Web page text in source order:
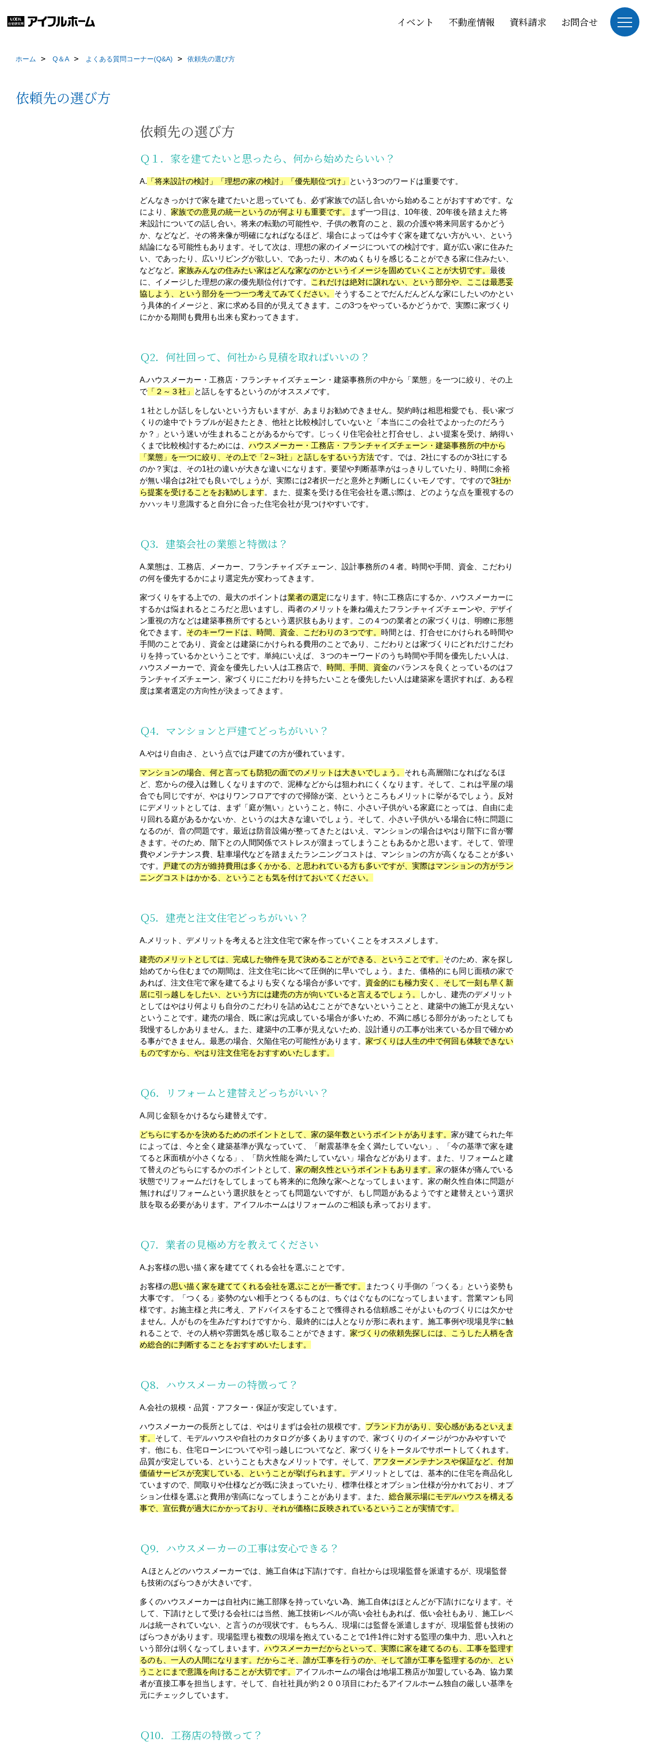
イベント 不動産情報 資料請求 お問合せ
ホーム Q＆A よくある質問コーナー(Q&A) 依頼先の選び方
依頼先の選び方
依頼先の選び方
Ｑ１．家を建てたいと思ったら、何から始めたらいい？
A. 「将来設計の検討」「理想の家の検討」「優先順位づけ」 という3つのワードは重要です。
どんなきっかけで家を建てたいと思っていても、 必ず家族での話し合いから始めることがおすすめです。な
により、 家族での意見の統一というのが何よりも重要です。
まず一つ目は、10年後、20年後を踏まえた将
来設計についての話し合い。将来の転勤の可能性や、子供の教育のこと、親の介護や将来同居するかどう
か、などなど。その将来像が明確になればなるほど、場合によっては今すぐ家を建てない方がいい、という
結論になる可能性もあります。そして次は、理想の家のイメージについての検討です。庭が広い家に住みた
い、であったり、広いリビングが欲しい、であったり、木のぬくもりを感じることができる家に住みたい、
などなど。 家族みんなの住みたい家はどんな家なのかというイメージを固めていくことが大切です。 最後
に、イメージした理想の家の優先順位付けです。
これだけは絶対に譲れない、という部分や、ここは最悪妥
協しよう、という部分を一つ一つ考えてみてください。 そうすることでだんだんどんな家にしたいのかとい
う具体的イメージと、家に求める目的が見えてきます。この3つをやっているかどうかで、実際に家づくり
にかかる期間も費用も出来も変わってきます。
Ｑ2．何社回って、何社から見積を取ればいいの？
A.ハウスメーカー・工務店・フランチャイズチェーン・建築事務所の中から「業態」を一つに絞り、その上
で 「２～３社」 と話しをするというのがオススメです。
１社としか話しをしないという方もいますが、あまりお勧めできません。契約時は相思相愛でも、長い家づ
くりの途中でトラブルが起きたとき、他社と比較検討していないと「本当にこの会社でよかったのだろう
か？」という迷いが生まれることがあるからです。じっくり住宅会社と打合せし、よい提案を受け、納得い
くまで比較検討するためには、 ハウスメーカー・工務店・フランチャイズチェーン・建築事務所の中から
「業態」を一つに絞り、その上で「2～3社」と話しをするいう方法です。では、2社にするのか3社にする
のか？実は、その1社の違いが大きな違いになります。要望や判断基準がはっきりしていたり、時間に余裕
が無い場合は2社でも良いでしょうが、実際には2者択一だと意外と判断しにくいモノです。ですので3社か
ら提案を受けることをお勧めします。また、提案を受ける住宅会社を選ぶ際は、どのような点を重視するの
かハッキリ意識すると自分に合った住宅会社が見つけやすいです。
Ｑ3．建築会社の業態と特徴は？
A.業態は、工務店、メーカー、フランチャイズチェーン、設計事務所の４者。時間や手間、資金、こだわり
の何を優先するかにより選定先が変わってきます。
家づくりをする上での、最大のポイントは業者の選定になります。特に工務店にするか、ハウスメーカーに
するかは悩まれるところだと思いますし、両者のメリットを兼ね備えたフランチャイズチェーンや、デザイ
ン重視の方などは建築事務所でするという選択肢もあります。この４つの業者との家づくりは、明瞭に形態
化できます。 そのキーワードは、時間、資金、こだわりの３つです。 時間とは、打合せにかけられる時間や
手間のことであり、資金とは建築にかけられる費用のことであり、こだわりとは家づくりにどれだけこだわ
りを持っているかということです。単純にいえば、３つのキーワードのうち時間や手間を優先したい人は、
ハウスメーカーで、資金を優先したい人は工務店で、 時間、手間、資金のバランスを良くとっているのはフ
ランチャイズチェーン、家づくりにこだわりを持ちたいことを優先したい人は建築家を選択すれば、ある程
度は業者選定の方向性が決まってきます。
Ｑ4．マンションと戸建てどっちがいい？
A.やはり自由さ、という点では戸建ての方が優れています。
マンションの場合、何と言っても防犯の面でのメリットは大きいでしょう。 それも高層階になればなるほ
ど、窓からの侵入は難しくなりますので、泥棒などからは狙われにくくなります。そして、これは平屋の場
合でも同じですが、やはりワンフロアですので掃除が楽、というところもメリットに挙がるでしょう。反対
にデメリットとしては、まず「庭が無い」ということ。特に、小さい子供がいる家庭にとっては、自由に走
り回れる庭があるかないか、というのは大きな違いでしょう。そして、小さい子供がいる場合に特に問題に
なるのが、音の問題です。最近は防音設備が整ってきたとはいえ、マンションの場合はやはり階下に音が響
きます。そのため、階下との人間関係でストレスが溜まってしまうこともあるかと思います。そして、管理
費やメンテナンス費、駐車場代などを踏まえたランニングコストは、マンションの方が高くなることが多い
です。
戸建ての方が維持費用は多くかかる、と思われている方も多いですが、実際はマンションの方がラン
ニングコストはかかる、ということも気を付けておいてください。
Ｑ5．建売と注文住宅どっちがいい？
A.メリット、デメリットを考えると注文住宅で家を作っていくことをオススメします。
建売のメリットとしては、完成した物件を見て決めることができる、ということです。 そのため、家を探し
始めてから住むまでの期間は、注文住宅に比べて圧倒的に早いでしょう。また、価格的にも同じ面積の家で
あれば、注文住宅で家を建てるよりも安くなる場合が多いです。 資金的にも極力安く、そして一刻も早く新
居に引っ越しをしたい、という方には建売の方が向いていると言えるでしょう。
しかし、建売のデメリット
としてはやはり何よりも自分のこだわりを詰め込むことができないということと、建築中の施工が見えない
ということです。建売の場合、既に家は完成している場合が多いため、不満に感じる部分があったとしても
我慢するしかありません。また、建築中の工事が見えないため、設計通りの工事が出来ているか目で確かめ
る事ができません。最悪の場合、欠陥住宅の可能性があります。 家づくりは人生の中で何回も体験できない
ものですから、やはり注文住宅をおすすめいたします。
Ｑ6．リフォームと建替えどっちがいい？
A.同じ金額をかけるなら建替えです。
どちらにするかを決めるためのポイントとして、家の築年数というポイントがあります。 家が建てられた年
によっては、今と全く建築基準が異なっていて、「耐震基準を全く満たしていない」、「今の基準で家を建
てると床面積が小さくなる」、「防火性能を満たしていない」場合などがあります。また、リフォームと建
て替えのどちらにするかのポイントとして、 家の耐久性というポイントもあります。 家の躯体が痛んでいる
状態でリフォームだけをしてしまっても将来的に危険な家へとなってしまいます。家の耐久性自体に問題が
無ければリフォームという選択肢をとっても問題ないですが、もし問題があるようですと建替えという選択
肢を取る必要があります。アイフルホームはリフォームのご相談も承っております。
Ｑ7．業者の見極め方を教えてください
A.お客様の思い描く家を建ててくれる会社を選ぶことです。
お客様の思い描く家を建ててくれる会社を選ぶことが一番です。
またつくり手側の「つくる」という姿勢も
大事です。「つくる」姿勢のない相手とつくるものは、ちぐはぐなものになってしまいます。営業マンも同
様です。お施主様と共に考え、アドバイスをすることで獲得される信頼感こそがよいものづくりには欠かせ
ません。人がものを生みだすわけですから、最終的には人となりが形に表れます。施工事例や現場見学に触
れることで、その人柄や雰囲気を感じ取ることができます。 家づくりの依頼先探しには、こうした人柄を含
め総合的に判断することをおすすめいたします。
Ｑ8．ハウスメーカーの特徴って？
A.会社の規模・品質・アフター・保証が安定しています。
ハウスメーカーの長所としては、やはりまずは会社の規模です。 ブランド力があり、安心感があるといえま
す。 そして、モデルハウスや自社のカタログが多くありますので、家づくりのイメージがつかみやすいで
す。他にも、住宅ローンについてや引っ越しについてなど、家づくりをトータルでサポートしてくれます。
品質が安定している、ということも大きなメリットです。そして、 アフターメンテナンスや保証など、付加
価値サービスが充実している、ということが挙げられます。 デメリットとしては、基本的に住宅を商品化し
ていますので、間取りや仕様などが既に決まっていたり、標準仕様とオプション仕様が分かれており、オプ
ション仕様を選ぶと費用が割高になってしまうことがあります。また、 総合展示場にモデルハウスを構える
事で、宣伝費が過大にかかっており、それが価格に反映されているということが実情です。
Ｑ9．ハウスメーカーの工事は安心できる？
A.ほとんどのハウスメーカーでは、施工自体は下請けです。自社からは現場監督を派遣するが、現場監督
も技術のばらつきが大きいです。
多くのハウスメーカーは自社内に施工部隊を持っていない為、施工自体はほとんどが下請けになります。そ
して、下請けとして受ける会社には当然、施工技術レベルが高い会社もあれば、低い会社もあり、施工レベ
ルは統一されていない、と言うのが現状です。もちろん、現場には監督を派遣しますが、現場監督も技術の
ばらつきがあります。現場監理も複数の現場を抱えていることで1件1件に対する監理の集中力、思い入れと
いう部分は弱くなってしまいます。 ハウスメーカーだからといって、実際に家を建てるのも、工事を監理す
るのも、一人の人間になります。だからこそ、誰が工事を行うのか、そして誰が工事を監理するのか、とい
うことにまで意識を向けることが大切です。 アイフルホームの場合は地場工務店が加盟している為、協力業
者が直接工事を担当します。そして、自社社員が約２００項目にわたるアイフルホーム独自の厳しい基準を
元にチェックしています。
Ｑ10．工務店の特徴って？